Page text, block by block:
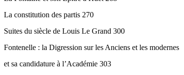
La constitution des partis 270
Suites du siècle de Louis Le Grand 300
Fontenelle : la Digression sur les Anciens et les modernes
et sa candidature à l’Académie 303